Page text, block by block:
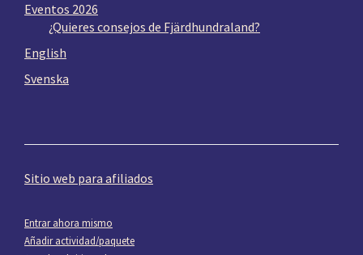
Eventos 2026
¿Quieres consejos de Fjärdhundraland?
English
Svenska
Sitio web para afiliados
Entrar ahora mismo
Añadir actividad/paquete